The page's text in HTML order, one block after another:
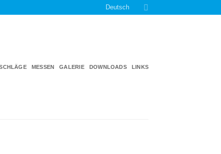
Deutsch
MESSEN GALERIE DOWNLOADS LINKS